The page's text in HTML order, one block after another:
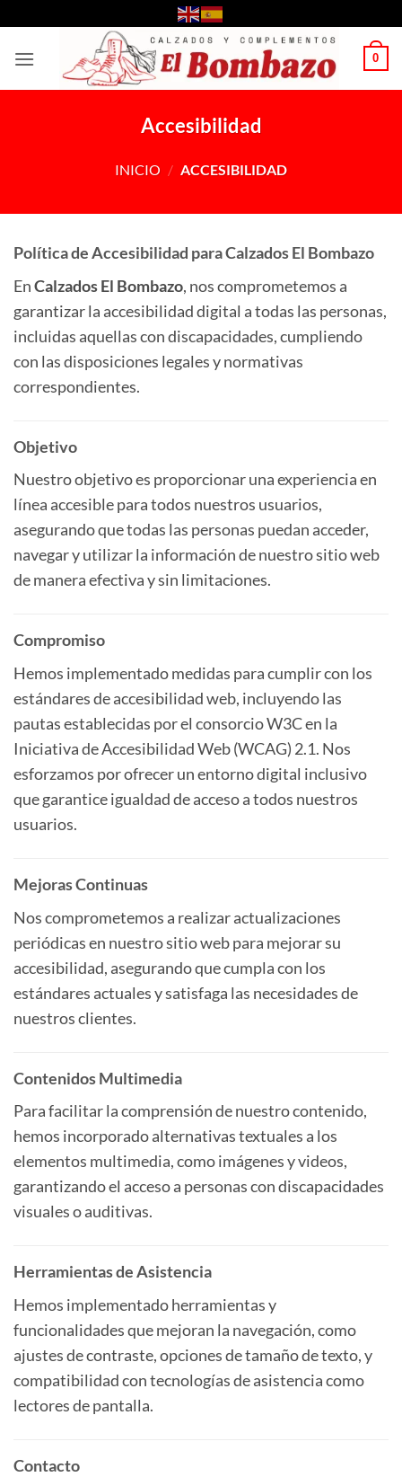
al
contenido
0
Accesibilidad
INICIO / ACCESIBILIDAD
Política de Accesibilidad para Calzados El Bombazo
EnCalzados El Bombazo, nos comprometemos a
garantizar la accesibilidad digital a todas las personas,
incluidas aquellas con discapacidades, cumpliendo
con las disposiciones legales y normativas
correspondientes.
Objetivo
Nuestro objetivo es proporcionar una experiencia en
línea accesible para todos nuestros usuarios,
asegurando que todas las personas puedan acceder,
navegar y utilizar la información de nuestro sitio web
de manera efectiva y sin limitaciones.
Compromiso
Hemos implementado medidas para cumplir con los
estándares de accesibilidad web, incluyendo las
pautas establecidas por el consorcio W3C en la
Iniciativa de Accesibilidad Web (WCAG) 2.1. Nos
esforzamos por ofrecer un entorno digital inclusivo
que garantice igualdad de acceso a todos nuestros
usuarios.
Mejoras Continuas
Nos comprometemos a realizar actualizaciones
periódicas en nuestro sitio web para mejorar su
accesibilidad, asegurando que cumpla con los
estándares actuales y satisfaga las necesidades de
nuestros clientes.
Contenidos Multimedia
Para facilitar la comprensión de nuestro contenido,
hemos incorporado alternativas textuales a los
elementos multimedia, como imágenes y videos,
garantizando el acceso a personas con discapacidades
visuales o auditivas.
Herramientas de Asistencia
Hemos implementado herramientas y
funcionalidades que mejoran la navegación, como
ajustes de contraste, opciones de tamaño de texto, y
compatibilidad con tecnologías de asistencia como
lectores de pantalla.
Contacto